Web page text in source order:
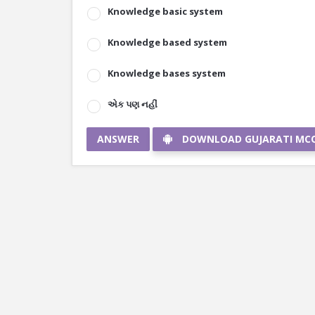
Knowledge basic system
Knowledge based system
Knowledge bases system
એક પણ નહીં
ANSWER DOWNLOAD GUJARATI